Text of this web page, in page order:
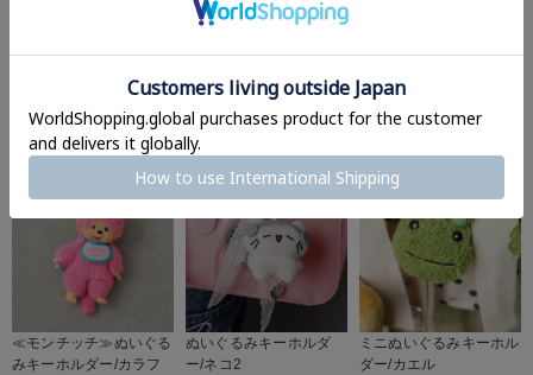
≪ケロロ軍曹≫Chibiぬ
¥1,980(税込)
≪モンチッチ≫ぬいぐる
みキーホルダー/カラフ
ぬいぐるみキーホルダ
ー/ネコ2
ミニぬいぐるみキーホル
ダー/カエル